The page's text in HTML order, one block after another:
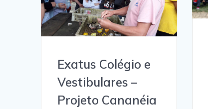
Exatus Colégio e
Vestibulares –
Projeto Cananéia